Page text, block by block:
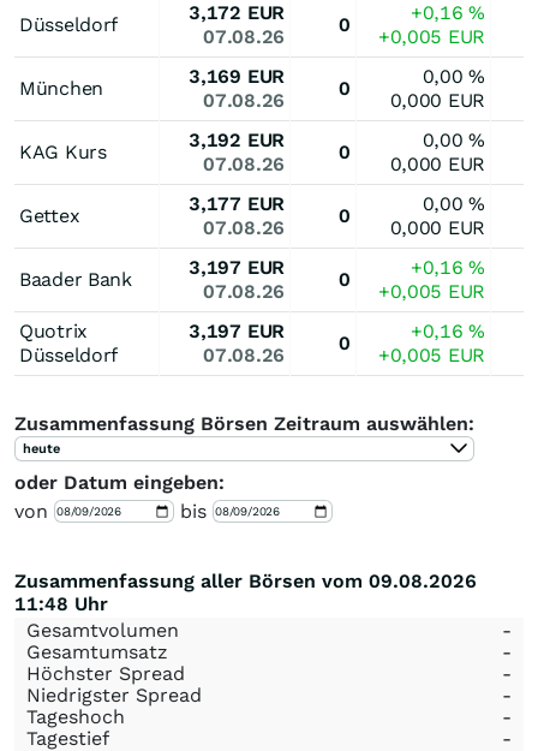
Düsseldorf
3,172 EUR
07.08.26
0
+0,16%
+0,005 EUR
München
3,169 EUR
07.08.26
0
0,00%
0,000 EUR
KAG Kurs
3,192 EUR
07.08.26
0
0,00%
0,000 EUR
Gettex
3,177 EUR
07.08.26
0
0,00%
0,000 EUR
Baader Bank
3,197 EUR
07.08.26
0
+0,16%
+0,005 EUR
Quotrix
Düsseldorf
3,197 EUR
07.08.26
0
+0,16%
+0,005 EUR
Zusammenfassung Börsen Zeitraum auswählen:
heute
oder Datum eingeben:
von
bis
Zusammenfassung aller Börsen vom 09.08.2026
11:48 Uhr
Gesamtvolumen
-
Gesamtumsatz
-
Höchster Spread
-
Niedrigster Spread
-
Tageshoch
-
Tagestief
-